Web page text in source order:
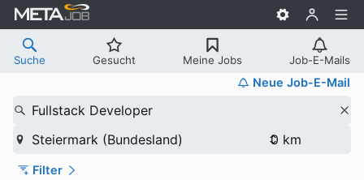
Suche Gesucht Meine Jobs Job-E-Mails
Neue Job-E-Mail
Fullstack Developer
Steiermark (Bundesland)
Filter